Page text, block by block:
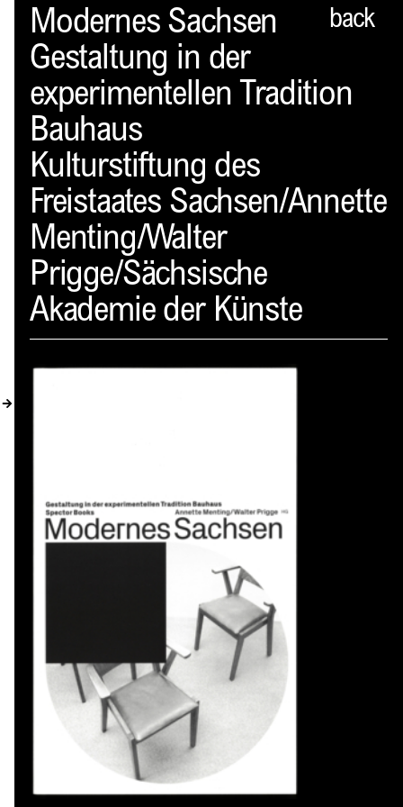
back
Spector
ABOUT
NEWS
INDEX
SHOPPING CART
(0)
CATALOGUE
DISTRIBUTION
CONTACT
Modernes Sachsen
Gestaltung in der
experimentellen Tradition
Bauhaus
Kulturstiftung des
Freistaates Sachsen/Annette
Menting/Walter
Prigge/Sächsische
Akademie der Künste